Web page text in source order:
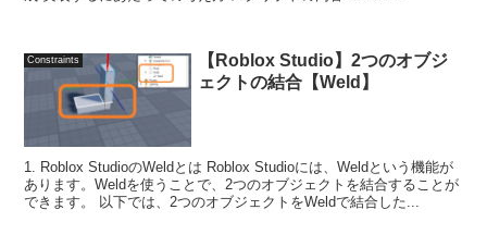
Constraints
【Roblox Studio】2つのオブジ
ェクトの結合【Weld】
1. Roblox StudioのWeldとは Roblox Studioには、Weldという機能が
あります。Weldを使うことで、2つのオブジェクトを結合することが
できます。 以下では、2つのオブジェクトをWeldで結合した...